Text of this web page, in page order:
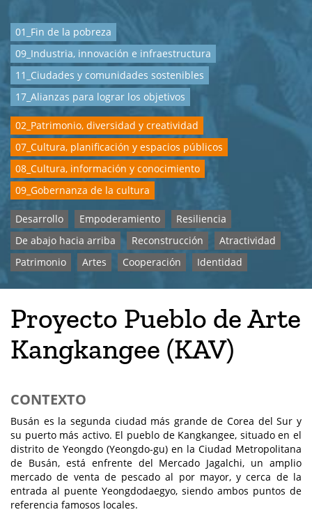
01_Fin de la pobreza
09_Industria, innovación e infraestructura
11_Ciudades y comunidades sostenibles
17_Alianzas para lograr los objetivos
02_Patrimonio, diversidad y creatividad
07_Cultura, planificación y espacios públicos
08_Cultura, información y conocimiento
09_Gobernanza de la cultura
Desarrollo Empoderamiento
Resiliencia
De abajo hacia arriba
Reconstrucción
Atractividad
Patrimonio
Artes Cooperación Identidad
Proyecto Pueblo de Arte
Kangkangee (KAV)
CONTEXTO
Busán es la segunda ciudad más grande de Corea del Sur y
su puerto más activo. El pueblo de Kangkangee, situado en el
distrito de Yeongdo (Yeongdo-gu) en la Ciudad Metropolitana
de Busán, está enfrente del Mercado Jagalchi, un amplio
mercado de venta de pescado al por mayor, y cerca de la
entrada al puente Yeongdodaegyo, siendo ambos puntos de
referencia famosos locales.